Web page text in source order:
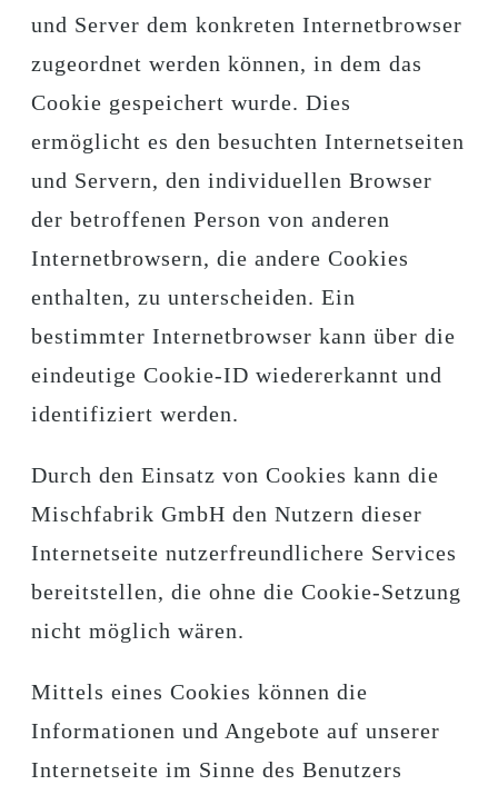
und Server dem konkreten Internetbrowser
zugeordnet werden können, in dem das
Cookie gespeichert wurde. Dies
ermöglicht es den besuchten Internetseiten
und Servern, den individuellen Browser
der betroffenen Person von anderen
Internetbrowsern, die andere Cookies
enthalten, zu unterscheiden. Ein
bestimmter Internetbrowser kann über die
eindeutige Cookie-ID wiedererkannt und
identifiziert werden.
Durch den Einsatz von Cookies kann die
Mischfabrik GmbH den Nutzern dieser
Internetseite nutzerfreundlichere Services
bereitstellen, die ohne die Cookie-Setzung
nicht möglich wären.
Mittels eines Cookies können die
Informationen und Angebote auf unserer
Internetseite im Sinne des Benutzers